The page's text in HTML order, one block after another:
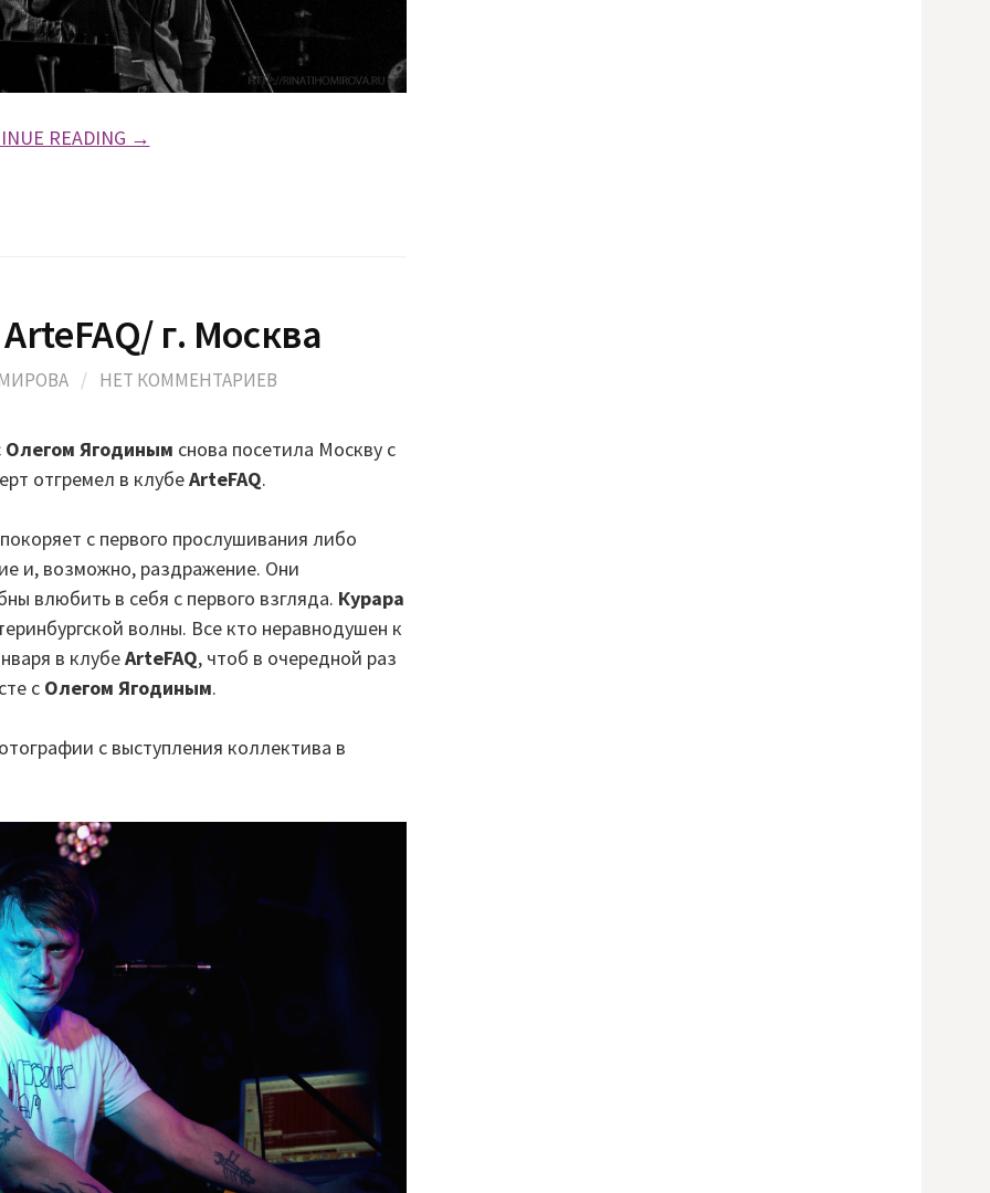
READING →
г. Москва
/ НЕТ КОММЕНТАРИЕВ
Олегом Ягодиным снова посетила Москву c
отгремел в клубеArteFAQ.
с первого прослушивания либо
и, возможно, раздражение. Они
влюбить в себя с первого взгляда. Курара
волны. Все кто неравнодушен к
в клубеArteFAQ, чтоб в очередной раз
с Олегом Ягодиным.
с выступления коллектива в